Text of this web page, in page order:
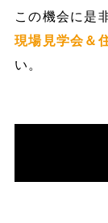
この機会に是
現場見学会＆
い。